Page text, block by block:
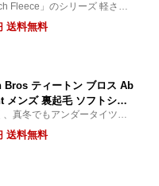
乾 2025 FW 25秋冬モデル
2026 Fall/Winter TB25
Fleece」のシリーズ 軽さと
、速乾性、ストレッチ性
送料無料
Bros ティートン ブロス Ab
メンズ 裏起毛 ソフトシェ
FW 25秋冬モデル 正規販
Fall/Winter TB253-58M
、真冬でもアンダータイツが
快適
送料無料